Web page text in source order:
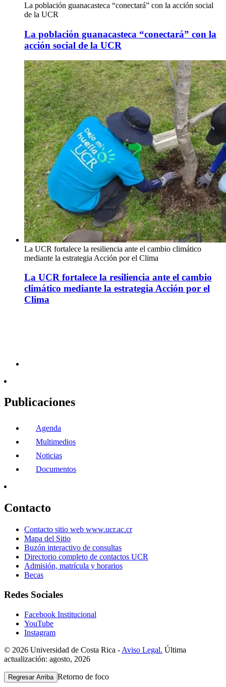
La población guanacasteca “conectará” con la acción social
de la UCR
La población guanacasteca “conectará” con la
acción social de la UCR
La UCR fortalece la resiliencia ante el cambio climático
mediante la estrategia Acción por el Clima
La UCR fortalece la resiliencia ante el cambio
climático mediante la estrategia Acción por el
Clima
Publicaciones
Agenda
Multimedios
Noticias
Documentos
Contacto
Contacto sitio web www.ucr.ac.cr
Mapa del Sitio
Buzón interactivo de consultas
Directorio completo de contactos UCR
Admisión, matrícula y horarios
Becas
Redes Sociales
Facebook Institucional
YouTube
Instagram
© 2026 Universidad de Costa Rica - Aviso Legal. Última
actualización: agosto, 2026
Regresar Arriba Retorno de foco